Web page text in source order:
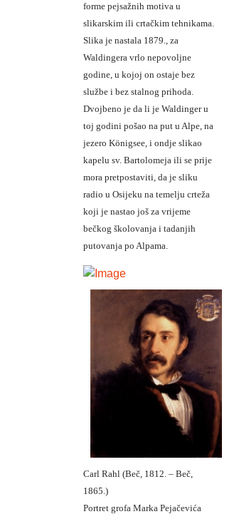
forme pejsažnih motiva u
slikarskim ili crtačkim tehnikama.
Slika je nastala 1879., za
Waldingera vrlo nepovoljne
godine, u kojoj on ostaje bez
službe i bez stalnog prihoda.
Dvojbeno je da li je Waldinger u
toj godini pošao na put u Alpe, na
jezero Königsee, i ondje slikao
kapelu sv. Bartolomeja ili se prije
mora pretpostaviti, da je sliku
radio u Osijeku na temelju crteža
koji je nastao još za vrijeme
bečkog školovanja i tadanjih
putovanja po Alpama.
Carl Rahl (Beč, 1812. – Beč,
1865.)
Portret grofa Marka Pejačevića